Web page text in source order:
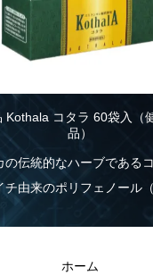
Kothala コタラ 60袋入（
品）
の伝統的なハーブである
チ由来のポリフェノール（
！食生活の乱れが気にな
ホーム